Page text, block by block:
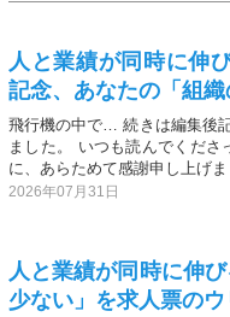
人と業績が同時に伸
記念、あなたの「組
飛行機の中で… 続きは編集後
ました。 いつも読んでくだ
に、あらためて感謝申し上げま
2026年07月31日
人と業績が同時に伸
少ない」を求人票の